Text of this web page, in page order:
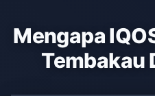
Mengapa
Tembakau